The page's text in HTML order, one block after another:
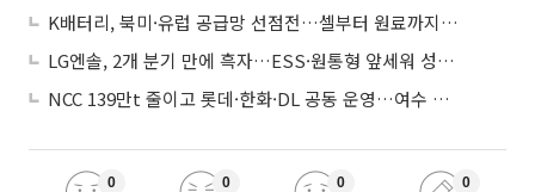
K배터리, 북미·유럽 공급망 선점전…셀부터 원료까지 현지화
LG엔솔, 2개 분기 만에 흑자…ESS·원통형 앞세워 성장 가속
NCC 139만t 줄이고 롯데·한화·DL 공동 운영…여수 1호 본궤도
0 0 0 0